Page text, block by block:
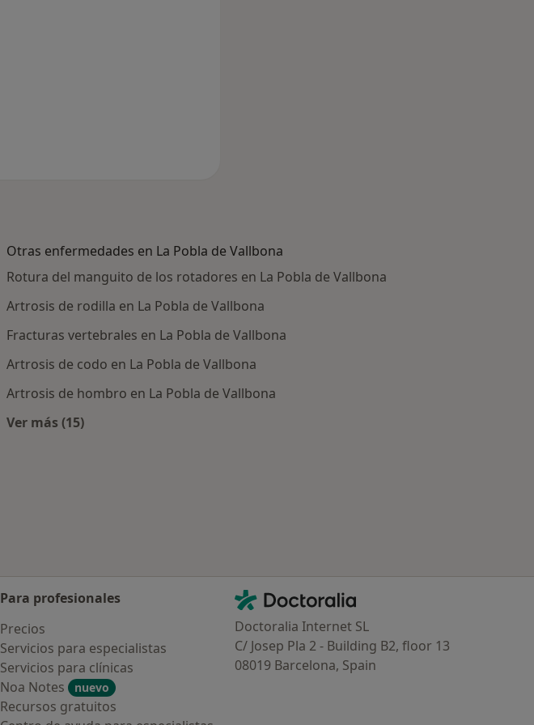
Otras enfermedades en La Pobla de Vallbona
Rotura del manguito de los rotadores en La Pobla de Vallbona
Artrosis de rodilla en La Pobla de Vallbona
Fracturas vertebrales en La Pobla de Vallbona
Artrosis de codo en La Pobla de Vallbona
Artrosis de hombro en La Pobla de Vallbona
Ver más (15)
Para profesionales
Precios
Servicios para especialistas
Servicios para clínicas
Noa Notes
nuevo
Recursos gratuitos
Contacto
Doctoralia - Página de inicio
Doctoralia Internet SL
C/ Josep Pla 2 - Building B2, floor 13
08019 Barcelona, Spain